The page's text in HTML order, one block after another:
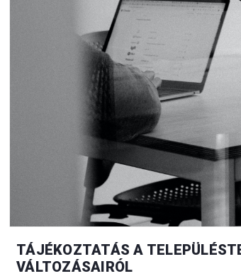
TÁJÉKOZTATÁS A
VÁLTOZÁSAIRÓL